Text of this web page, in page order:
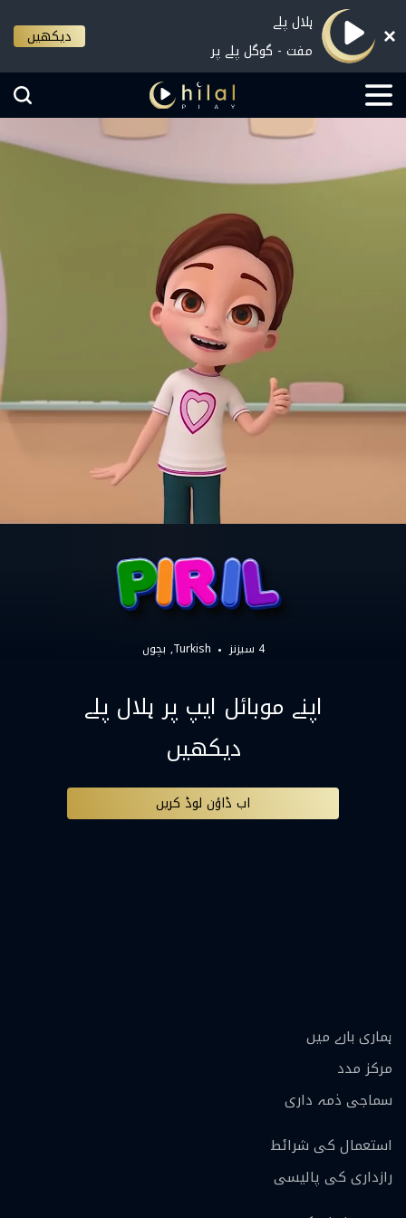
ہلال پلے
مفت - گوگل پلے پر
دیکھیں
4 سیزنز Turkish بچوں
اپنے موبائل ایپ پر ہلال پلے
دیکھیں
اب ڈاؤن لوڈ کریں
ہماری بارے ميں
مرکز مدد
سماجی ذمہ داری
استعمال کی شرائط
رازداری کی پالیسی